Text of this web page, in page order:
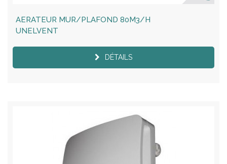
AERATEUR MUR/PLAFOND 80M3/H
UNELVENT
DÉTAILS